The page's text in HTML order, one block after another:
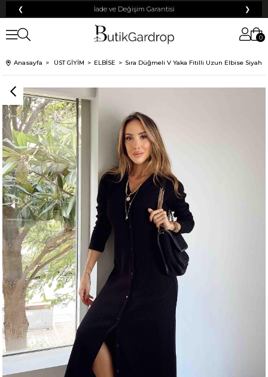
❮ Tüm Kredi Kartlarına +12 Taksit İmkanı! ❯
0
Anasayfa ÜST GİYİM ELBİSE Sıra Düğmeli V Yaka Fitilli Uzun Elbise Siyah